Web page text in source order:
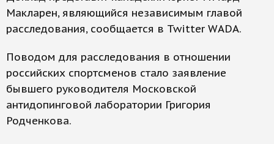
Макларен, являющийся независимым главой
расследования, сообщается в Twitter WADA.
Поводом для расследования в отношении
российских спортсменов стало заявление
бывшего руководителя Московской
антидопинговой лаборатории Григория
Родченкова.